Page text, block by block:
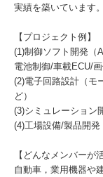
実績を築いています。
【プロジェクト例】
(1)制御ソフト開発（
電池制御/車載ECU/画
(2)電子回路設計（モ
ど）
(3)シミュレーション
(4)工場設備/製品開発
【どんなメンバーが
自動車，業用機器や